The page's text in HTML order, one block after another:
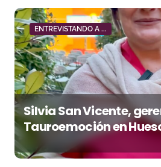
ENTREVISTANDO A ...
Silvia San Vicente,
Tauroemoción en
«Todas las figuras del
quieren venir a esta